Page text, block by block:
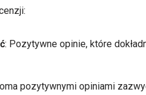
: Pozytywne opinie, które
pozytywnymi opiniami